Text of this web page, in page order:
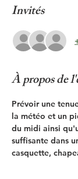
Invités
À propos de
Prévoir une
la météo et un
du midi ainsi
suffisante dans
casquette,